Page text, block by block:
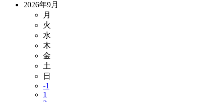
2026年9月
月
火
水
木
金
土
日
-1
1